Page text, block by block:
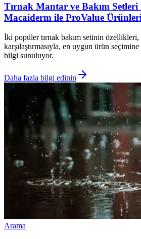
Tırnak Mantar ve Bakım Setleri
Macaiderm ile ProValue
İki popüler tırnak bakım setinin özellikleri,
karşılaştırmasıyla, en uygun ürün seçimine
bilgi sunuluyor.
Daha fazla bilgi edinin
Arama